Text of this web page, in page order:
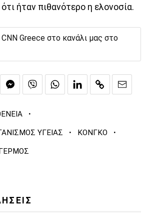
ήταν πιθανότερο η ελονοσία.
Greece στο κανάλι μας στο
·
ΥΓΕΙΑΣ · ΚΟΝΓΚΟ ·